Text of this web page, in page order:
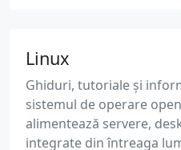
Linux
Ghiduri, tutoriale și
sistemul de operare
alimentează servere,
integrate din întreaga